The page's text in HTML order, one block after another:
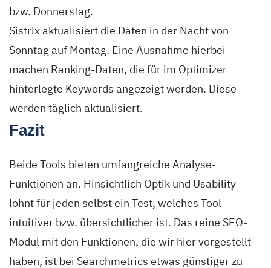
bzw. Donnerstag.
Sistrix aktualisiert die Daten in der Nacht von
Sonntag auf Montag. Eine Ausnahme hierbei
machen Ranking-Daten, die für im Optimizer
hinterlegte Keywords angezeigt werden. Diese
werden täglich aktualisiert.
Fazit
Beide Tools bieten umfangreiche Analyse-
Funktionen an. Hinsichtlich Optik und Usability
lohnt für jeden selbst ein Test, welches Tool
intuitiver bzw. übersichtlicher ist. Das reine SEO-
Modul mit den Funktionen, die wir hier vorgestellt
haben, ist bei Searchmetrics etwas günstiger zu